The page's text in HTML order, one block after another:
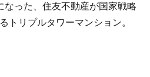
なった、住友不動産が国家戦略
トリプルタワーマンション。